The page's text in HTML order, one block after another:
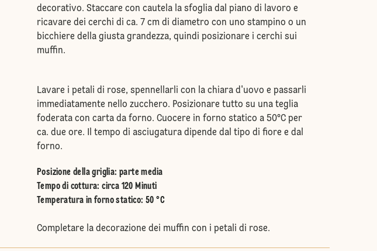
decorativo. Staccare con cautela la sfoglia dal piano di lavoro e
ricavare dei cerchi di ca. 7 cm di diametro con uno stampino o un
bicchiere della giusta grandezza, quindi posizionare i cerchi sui
muffin.
Lavare i petali di rose, spennellarli con la chiara d'uovo e passarli
immediatamente nello zucchero. Posizionare tutto su una teglia
foderata con carta da forno. Cuocere in forno statico a 50°C per
ca. due ore. Il tempo di asciugatura dipende dal tipo di fiore e dal
forno.
Posizione della griglia:parte media
Tempo di cottura: circa 120 Minuti
Temperatura in forno statico: 50 °C
Completare la decorazione dei muffin con i petali di rose.